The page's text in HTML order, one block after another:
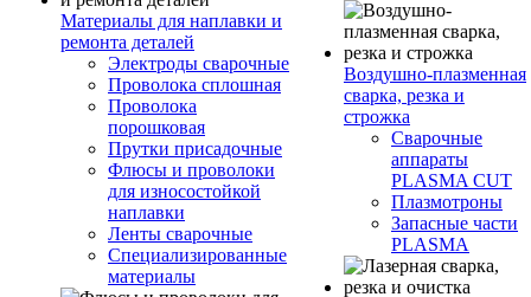
Материалы для наплавки и
ремонта деталей
Электроды сварочные
Проволока сплошная
Проволока
порошковая
Прутки присадочные
Флюсы и проволоки
для износостойкой
наплавки
Ленты сварочные
Специализированные
материалы
Воздушно-плазменная
сварка, резка и
строжка
Сварочные
аппараты
PLASMA CUT
Плазмотроны
Запасные части
PLASMA